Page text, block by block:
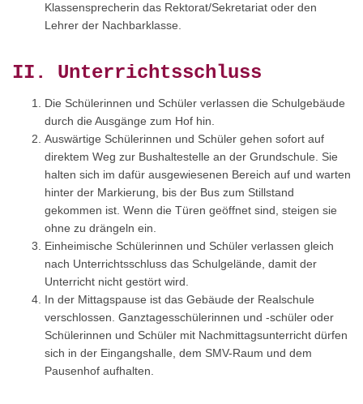
Klassensprecherin das Rektorat/Sekretariat oder den
Lehrer der Nachbarklasse.
II. Unterrichtsschluss
Die Schülerinnen und Schüler verlassen die Schulgebäude
durch die Ausgänge zum Hof hin.
Auswärtige Schülerinnen und Schüler gehen sofort auf
direktem Weg zur Bushaltestelle an der Grundschule. Sie
halten sich im dafür ausgewiesenen Bereich auf und warten
hinter der Markierung, bis der Bus zum Stillstand
gekommen ist. Wenn die Türen geöffnet sind, steigen sie
ohne zu drängeln ein.
Einheimische Schülerinnen und Schüler verlassen gleich
nach Unterrichtsschluss das Schulgelände, damit der
Unterricht nicht gestört wird.
In der Mittagspause ist das Gebäude der Realschule
verschlossen. Ganztagesschülerinnen und -schüler oder
Schülerinnen und Schüler mit Nachmittagsunterricht dürfen
sich in der Eingangshalle, dem SMV-Raum und dem
Pausenhof aufhalten.